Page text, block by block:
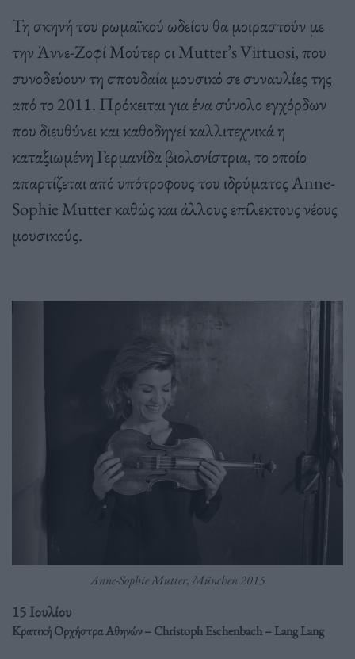
Τη σκηνή του ρωμαϊκού ωδείου θα μοιραστούν με
την Άννε-Ζοφί Μούτερ οι Mutter’s Virtuosi, που
συνοδεύουν τη σπουδαία μουσικό σε συναυλίες της
από το 2011. Πρόκειται για ένα σύνολο εγχόρδων
που διευθύνει και καθοδηγεί καλλιτεχνικά η
καταξιωμένη Γερμανίδα βιολονίστρια, το οποίο
απαρτίζεται από υπότροφους του ιδρύματος Anne-
Sophie Mutter καθώς και άλλους επίλεκτους νέους
μουσικούς.
Anne-Sophie Mutter, München 2015
15 Ιουλίου
Κρατική Ορχήστρα Αθηνών – Christoph Eschenbach – Lang Lang